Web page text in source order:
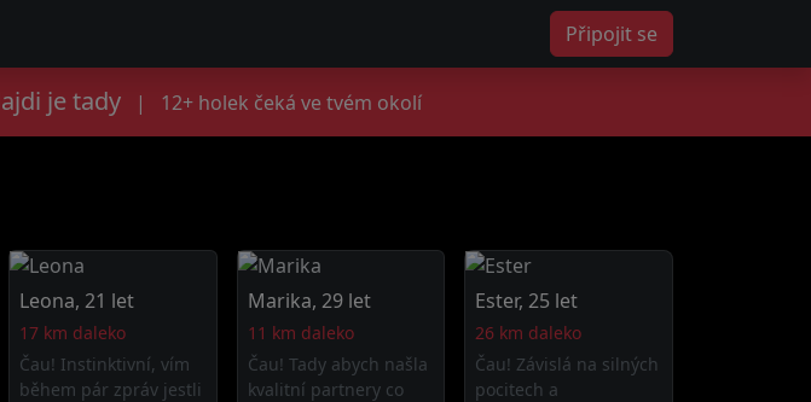
Připojit se
je tady | 12+ holek čeká ve tvém okolí
Leona, 21 let
17 km daleko
Čau! Instinktivní, vím
během pár zpráv jestli
Marika, 29 let
11 km daleko
Čau! Tady abych našla
kvalitní partnery co
Ester, 25 let
26 km daleko
Čau! Závislá na silných
pocitech a